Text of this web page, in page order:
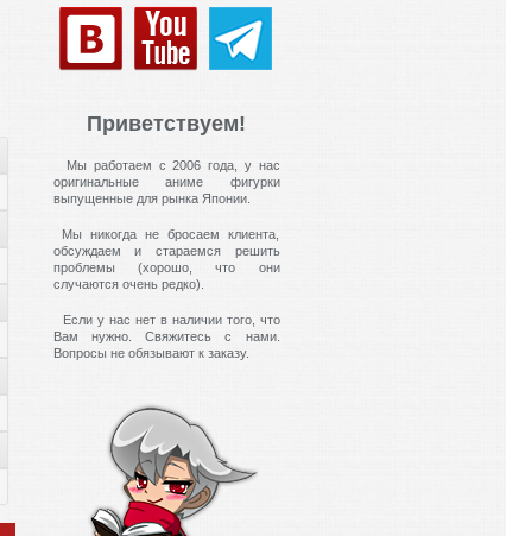
Приветствуем!
Мы работаем с 2006 года, у нас
оригинальные аниме фигурки
выпущенные для рынка Японии.
Мы никогда не бросаем клиента,
обсуждаем и стараемся решить
проблемы (хорошо, что они
случаются очень редко).
Если у нас нет в наличии того, что
Вам нужно. Свяжитесь с нами.
Вопросы не обязывают к заказу.